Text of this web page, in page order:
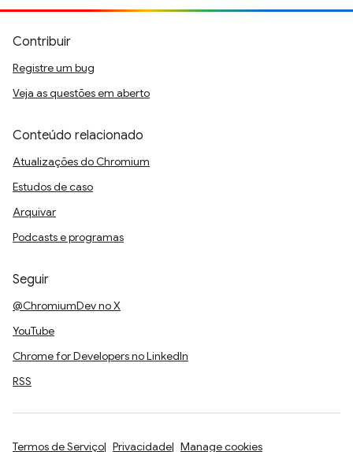
Contribuir
Registre um bug
Veja as questões em aberto
Conteúdo relacionado
Atualizações do Chromium
Estudos de caso
Arquivar
Podcasts e programas
Seguir
@ChromiumDev no X
YouTube
Chrome for Developers no LinkedIn
RSS
Termos de Serviço Privacidade Manage cookies